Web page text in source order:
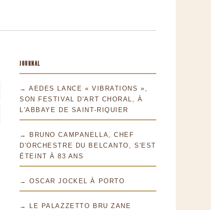
JOURNAL
→ AEDES LANCE « VIBRATIONS »,
SON FESTIVAL D'ART CHORAL, À
L'ABBAYE DE SAINT-RIQUIER
→ BRUNO CAMPANELLA, CHEF
D'ORCHESTRE DU BELCANTO, S'EST
ÉTEINT À 83 ANS
→ OSCAR JOCKEL À PORTO
→ LE PALAZZETTO BRU ZANE